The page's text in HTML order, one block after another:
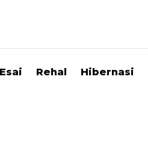
Esai Rehal Hibernasi